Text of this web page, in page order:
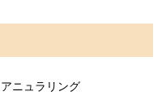
アニュラリング